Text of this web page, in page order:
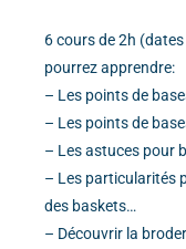
6 cours de 2h
pourrez apprendre:
– Les points de
– Les points de
– Les astuces pour
– Les particularités
des baskets…
– Découvrir la